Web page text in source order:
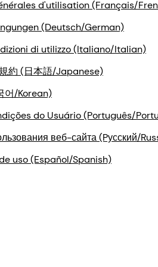
d'utilisation (Français/
(Deutsch/German)
di utilizzo (Italiano/Italian)
約 (日本語/Japanese)
어/Korean)
do Usuário (Português/
веб-сайта (Pусский/
uso (Español/Spanish)